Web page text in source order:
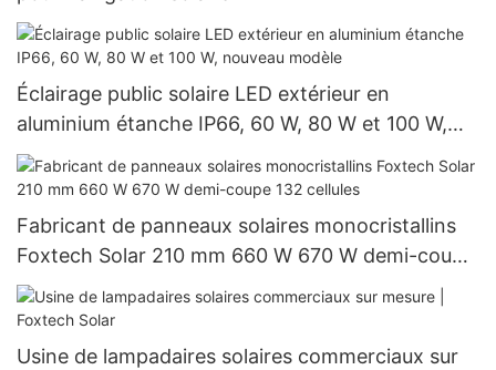
Éclairage public solaire LED extérieur en
aluminium étanche IP66, 60 W, 80 W et 100 W,
nouveau modèle
Fabricant de panneaux solaires monocristallins
Foxtech Solar 210 mm 660 W 670 W demi-coupe
132 cellules
Usine de lampadaires solaires commerciaux sur